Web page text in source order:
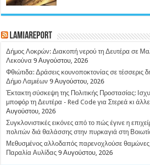
LamiaReport
Δήμος Λοκρών: Διακοπή νερού τη Δευτέρα σε
Λεκούνα 9 Αυγούστου, 2026
Φθιώτιδα: Δράσεις κουνοποκτονίας σε τέσσερις
Δήμο Λαμιέων 9 Αυγούστου, 2026
Έκτακτη σύσκεψη της Πολιτικής Προστασίας:
μποφόρ τη Δευτέρα - Red Code για Στερεά κι
Αυγούστου, 2026
Συγκλονιστικές εικόνες από το πώς έγινε η
πολιτών διά θαλάσσης στην πυρκαγιά στη
Μεθυσμένος αλλοδαπός παρενοχλούσε
Παραλία Αυλίδας 9 Αυγούστου, 2026